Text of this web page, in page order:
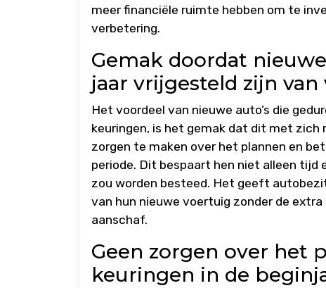
meer financiële ruimte hebben om te
verbetering.
Gemak doordat
jaar vrijgesteld zijn
Het voordeel van nieuwe auto’s die
keuringen, is het gemak dat dit met
zorgen te maken over het plannen en
periode. Dit bespaart hen niet alleen tijd
zou worden besteed. Het geeft
van hun nieuwe voertuig zonder de
aanschaf.
Geen zorgen over het
keuringen in de